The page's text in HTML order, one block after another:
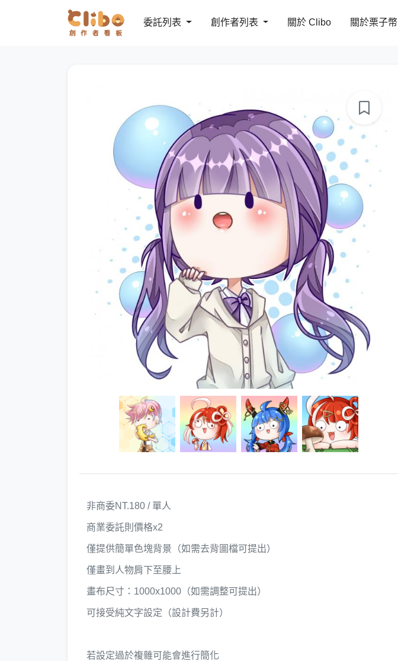
委託列表 創作者列表 關於 Clibo 關於栗子幣
非商委NT.180 / 單人
商業委託則價格x2
僅提供簡單色塊背景（如需去背圖檔可提出）
僅畫到人物肩下至腰上
畫布尺寸：1000x1000（如需調整可提出）
可接受純文字設定（設計費另計）
若設定過於複雜可能會進行簡化